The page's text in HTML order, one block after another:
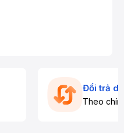
Đổi trả
Theo